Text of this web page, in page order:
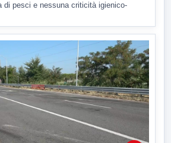
di pesci e nessuna criticità igienico-